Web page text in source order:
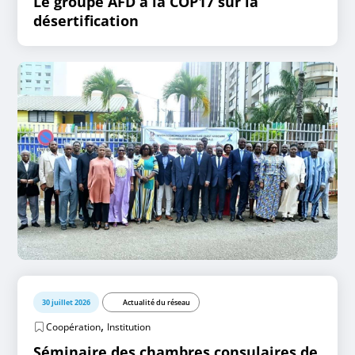
désertification
30 juillet 2026 Actualité du réseau
Coopération, Institution